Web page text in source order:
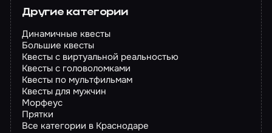
Другие категории
Динамичные квесты
Большие квесты
Квесты с виртуальной реальностью
Квесты с головоломками
Квесты по мультфильмам
Квесты для мужчин
Морфеус
Прятки
Все категории в Краснодаре